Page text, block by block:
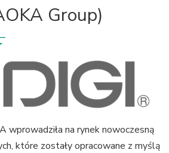
Group)
wprowadziła na rynek nowoczesną
które zostały opracowane z myślą